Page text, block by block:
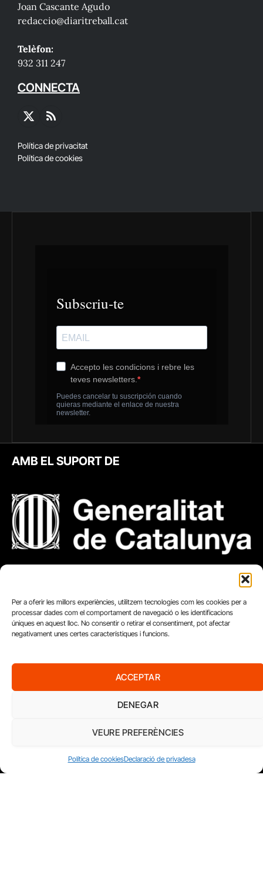
Per a oferir les millors experiències, utilitzem tecnologies com les cookies per a
processar dades com el comportament de navegació o les identificacions
úniques en aquest lloc. No consentir o retirar el consentiment, pot afectar
negativament unes certes característiques i funcions.
ACCEPTAR
DENEGAR
VEURE PREFERÈNCIES
Política de cookiesDeclaració de privadesa
Joan Cascante Agudo
redaccio@diaritreball.cat
Telèfon:
932 311 247
CONNECTA
X
RSS
Política de privacitat
Política de cookies
AMB EL SUPORT DE